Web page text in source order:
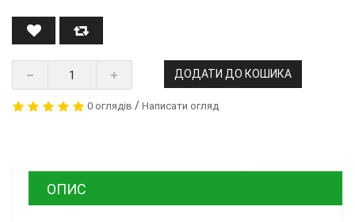
ДОДАТИ ДО КОШИКА
0 оглядів / Написати огляд
ОПИС